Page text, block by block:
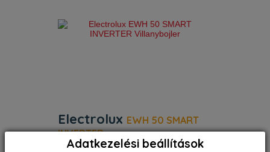
Electrolux EWH 50 SMART
INVERTER
villanybojler
Adatkezelési beállítások